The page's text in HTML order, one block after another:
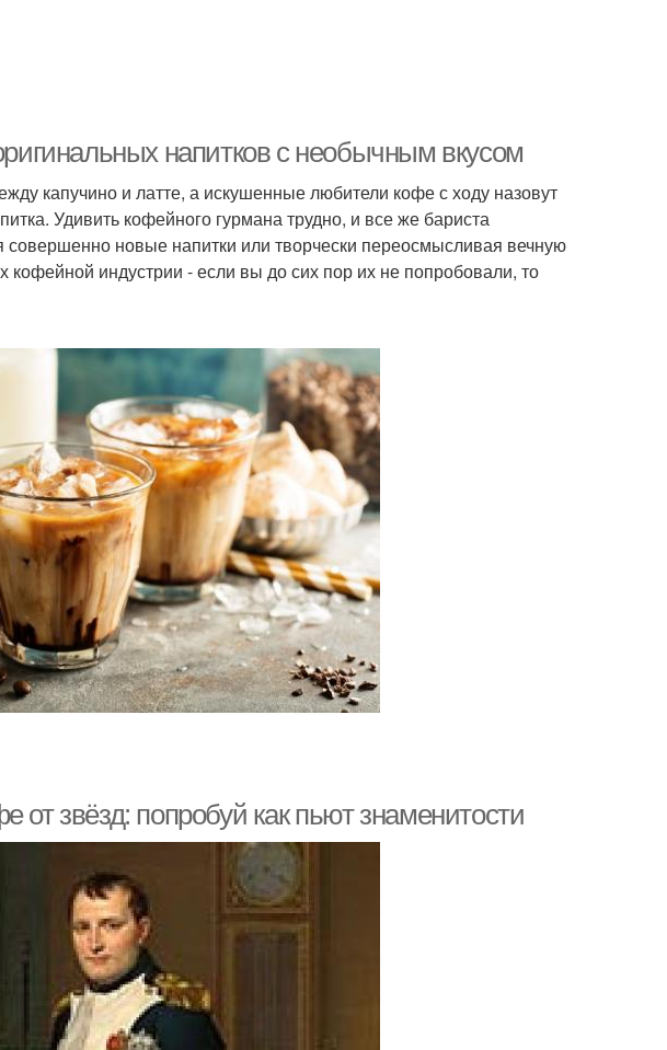
напитков с необычным вкусом
капучино и латте, а искушенные любители кофе с ходу назовут
Удивить кофейного гурмана трудно, и все же бариста
совершенно новые напитки или творчески переосмысливая вечную
кофейной индустрии - если вы до сих пор их не попробовали, то
звёзд: попробуй как пьют знаменитости